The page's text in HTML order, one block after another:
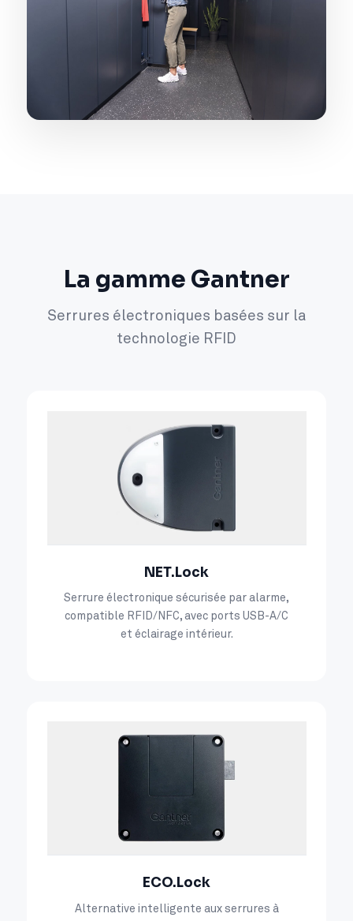
La gamme Gantner
Serrures électroniques basées sur la
technologie RFID
NET.Lock
Serrure électronique sécurisée par alarme,
compatible RFID/NFC, avec ports USB-A/C
et éclairage intérieur.
ECO.Lock
Alternative intelligente aux serrures à